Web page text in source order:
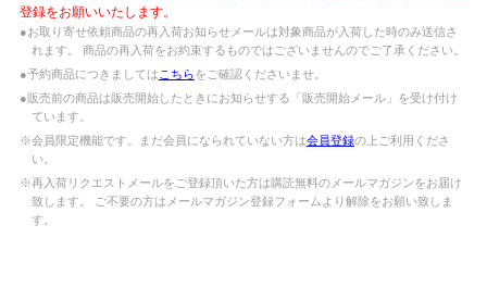
登録をお願いいたします。
●お取り寄せ依頼商品の再入荷お知らせメールは対象商品が入荷した時のみ送信さ
れます。 商品の再入荷をお約束するものではございませんのでご了承ください。
●予約商品につきましては こちらをご確認くださいませ。
●販売前の商品は販売開始したときにお知らせする「販売開始メール」を受け付け
ています。
※会員限定機能です。まだ会員になられていない方は会員登録の上ご利用くださ
い。
※再入荷リクエストメールをご登録頂いた方は購読無料のメールマガジンをお届け
致します。 ご不要の方はメールマガジン登録フォームより解除をお願い致しま
す。